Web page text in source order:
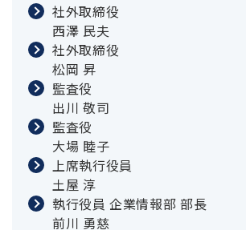
社外取締役
西澤 民夫
社外取締役
松岡 昇
監査役
出川 敬司
監査役
大場 睦子
上席執行役員
土屋 淳
執行役員 企業情報部 部長
前川 勇慈